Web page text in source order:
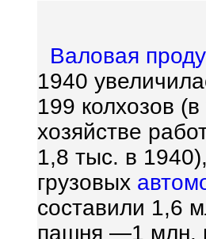
Валовая
1940
199 колхозов
хозяйстве
1,8 тыс. в
грузовых
составили 1,6
пашня —1 млн.